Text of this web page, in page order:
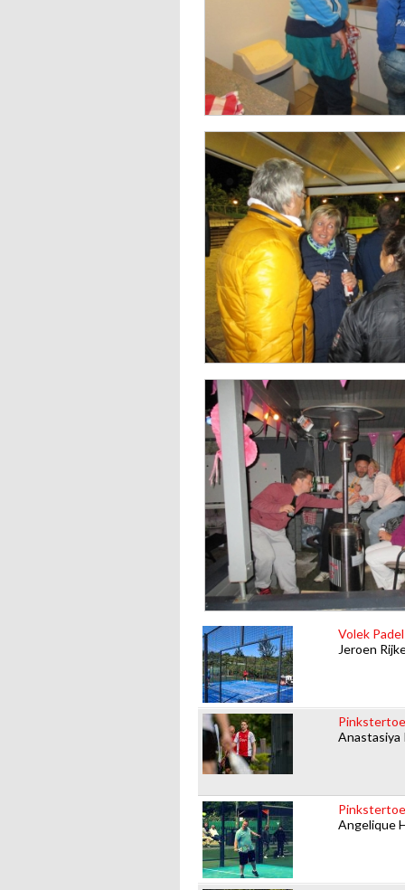
Volek
Jeroen
Anastasiya
Angelique